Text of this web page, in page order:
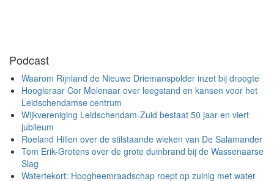
Podcast
Waarom Rijnland de Nieuwe Driemanspolder inzet bij droogte
Hoogleraar Cor Molenaar over leegstand en kansen voor het
Leidschendamse centrum
Wijkvereniging Leidschendam-Zuid bestaat 50 jaar en viert
jubileum
Roeland Hillen over de stilstaande wieken van De Salamander
Tom Erik-Grotens over de grote duinbrand bij de Wassenaarse
Slag
Watertekort: Hoogheemraadschap roept op zuinig met water